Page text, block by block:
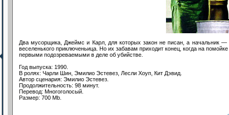
Два мусорщика, Джеймс и Карл, для которых закон не писан, а начальник —
веселенького приключеньица. Но их забавам приходит конец, когда на
первыми подозреваемыми в деле об убийстве.
Год выпуска: 1990.
В ролях: Чарли Шин, Эмилио Эстевез, Лесли Хоуп, Кит Дэвид.
Автор сценария: Эмилио Эстевез.
Продолжительность: 98 минут.
Перевод: Многоголосый.
Размер: 700 Mb.